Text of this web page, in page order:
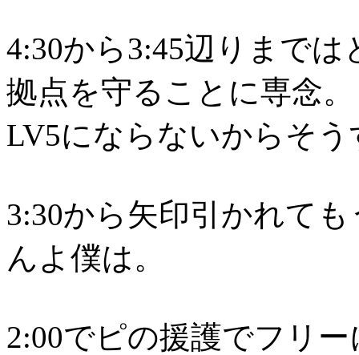
4:30から3:45辺りまで
拠点を守ることに専念。
LV5にならないからそ
3:30から矢印引かれて
んよ僕は。
2:00でピの援護でフリ